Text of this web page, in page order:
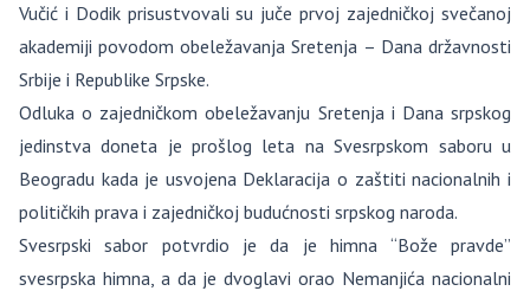
Vučić i Dodik prisustvovali su juče prvoj zajedničkoj svečanoj
akademiji povodom obeležavanja Sretenja – Dana državnosti
Srbije i Republike Srpske.
Odluka o zajedničkom obeležavanju Sretenja i Dana srpskog
jedinstva doneta je prošlog leta na Svesrpskom saboru u
Beogradu kada je usvojena Deklaracija o zaštiti nacionalnih i
političkih prava i zajedničkoj budućnosti srpskog naroda.
Svesrpski sabor potvrdio je da je himna “Bože pravde”
svesrpska himna, a da je dvoglavi orao Nemanjića nacionalni